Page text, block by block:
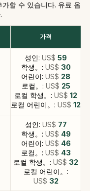
할 수 있습니다. 유료 옵
가격
성인: US$ 59
학생。: US$ 30
어린이: US$ 28
로컬。: US$ 25
로컬 학생。: US$ 12
로컬 어린이。: US$ 12
성인: US$ 77
학생。: US$ 49
어린이: US$ 46
로컬。: US$ 43
로컬 학생。: US$ 32
로컬 어린이。:
US$ 32